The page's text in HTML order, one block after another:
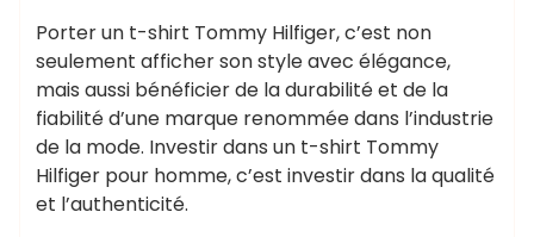
Porter un t-shirt Tommy Hilfiger, c’est non
seulement afficher son style avec élégance,
mais aussi bénéficier de la durabilité et de la
fiabilité d’une marque renommée dans l’industrie
de la mode. Investir dans un t-shirt Tommy
Hilfiger pour homme, c’est investir dans la qualité
et l’authenticité.